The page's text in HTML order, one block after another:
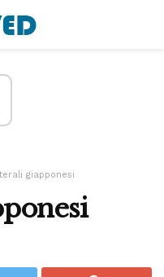
giapponesi